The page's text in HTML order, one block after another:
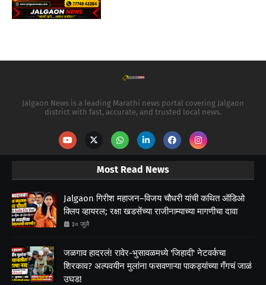
Jalgaon News is a leading Marathi news portal covering Jalgaon
district with fast, accurate, and trusted local news.
Most Read News
Jalgaon गिरीश महाजन–विजय चौधरी यांची कथित ऑडिओ
क्लिप व्हायरल; रक्षा खडसेंच्या राजीनाम्याच्या मागणीचा दावा
३० जुलै
जळगाव हादरलं! रावेर-भुसावळमध्ये 'जिहादी' नेटवर्कचा
शिरकाव? अल्पवयीन मुलांना फसवणाऱ्या पाकड्यांच्या गँगचं जाळं
उघड!